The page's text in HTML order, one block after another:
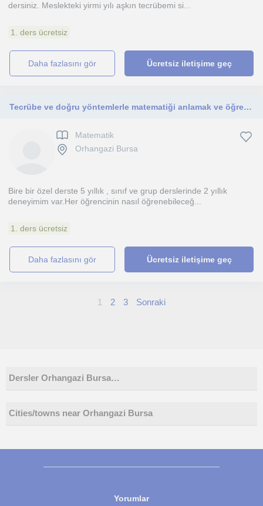
dersiniz. Meslekteki yirmi yılı aşkın tecrübemi si...
1. ders ücretsiz
daha fazlasını gör Ücretsiz iletişime geç
Tecrübe ve doğru yöntemlerle matematiği anlamak ve öğrenmek çok kolay
Matematik
Orhangazi Bursa
Bire bir özel derste 5 yıllık , sınıf ve grup derslerinde 2 yıllık
deneyimim var.Her öğrencinin nasıl öğrenebileceğ...
1. ders ücretsiz
daha fazlasını gör Ücretsiz iletişime geç
1 2 3 Sonraki
Dersler Orhangazi Bursa…
Cities/towns near Orhangazi Bursa
Yorumlar